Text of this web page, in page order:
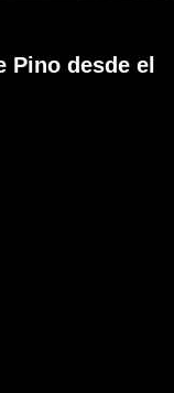
Pino desde el